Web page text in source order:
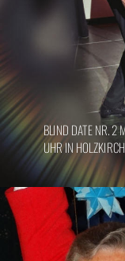
BLIND DATE NR. 2
UHR IN